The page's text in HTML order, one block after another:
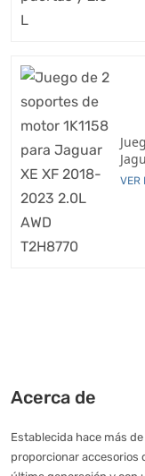
VER
Acerca de
Establecida hace más
proporcionar accesorios